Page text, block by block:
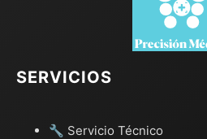
SERVICIOS
🔧 Servicio Técnico